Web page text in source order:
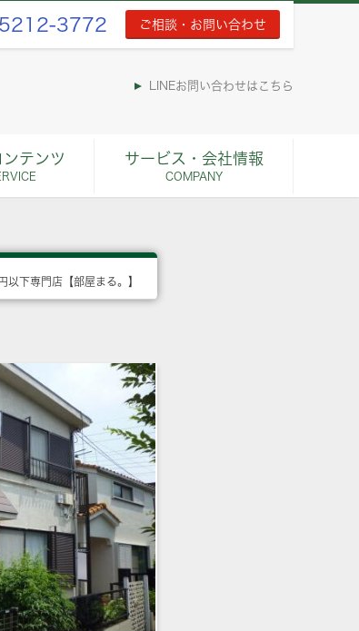
3772 ご相談・お問い合わせ
LINEお問い合わせはこちら
テンツ サービス・会社情報
COMPANY
以下専門店【部屋まる。】